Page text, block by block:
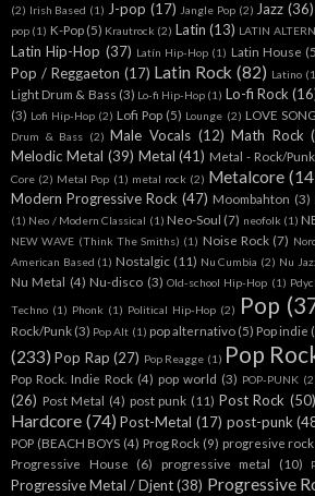
(2) Irish Based (1) J-pop (17) Jangle Pop (2) Jazz (36)
pop (1) K-Pop (5) Krautrock (2) Latin (13) LATIN
Latin Hip-Hop (37) Latín Hip-Hop (1) Latin House
Pop / Reggaeton (17) Latin Rock (82) Latino
Light Drum & Bass (3) Lo-fi Hip-Hop (1) Lo-fi Rock
(3) Lofi Hip-Hop (2) Lofi Pop (5) Lounge (2) LOVE SONG
Drum & Bass (2) Male Vocals (12) Math Rock
Melodic Metal (39) Metal (41) Metal - Rock/Punk
Core (2) Metal Pop (1) metal rock (2) Metalcore
Modern Progressive Rock (47) Moombahton (3)
(1) Neo / Modern Classical (1) Neo-Soul (7) neofolk (1)
NEW WAVE (Think The Smiths) (1) Noise Rock (7)
American Based (1) Nostalgic (11) Nu Cumbia (2) Nu
Nu Metal (4) Nu-disco (3) Old-school Hip-Hop (1)
Techno (1) Phonk (1) Political Hip-Hop (2) Pop
Rock/Punk (3) Pop Alt (1) pop alternativo (5) Pop indie
(233) Pop Rap (27) Pop Reagge (1) Pop
Pop Rock. Indie Rock (4) pop world (3) POP-PUNK
(26) Post Metal (4) post punk (11) Post Rock (50)
Hardcore (74) Post-Metal (17) post-punk
POP (BEACH BOYS (4) Prog Rock (9) progresive rock
Progressive House (6) progressive metal (10)
Progressive Metal / Djent (38) Progressive